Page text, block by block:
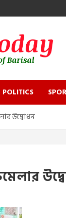
POLITICS
উদ্বোধন